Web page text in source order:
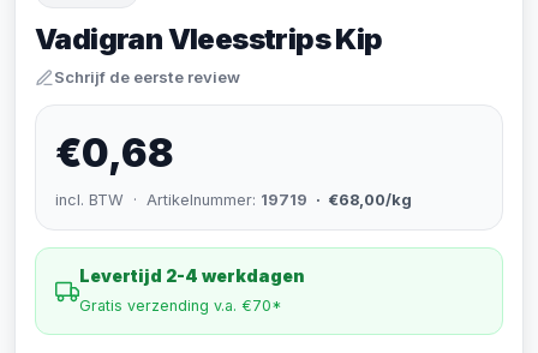
Vadigran Vleesstrips Kip
Schrijf de eerste review
€0,68
incl. BTW · Artikelnummer: 19719 · €68,00/kg
Levertijd 2-4 werkdagen
Gratis verzending v.a. €70*